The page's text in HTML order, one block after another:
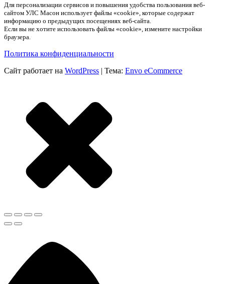
Для персонализации сервисов и повышения удобства пользования веб-
сайтом УЛС Масон использует файлы «cookie», которые содержат
информацию о предыдущих посещениях веб-сайта.
Если вы не хотите использовать файлы «cookie», измените настройки
браузера.
Политика конфиденциальности
Сайт работает на WordPress | Тема: Envo eCommerce